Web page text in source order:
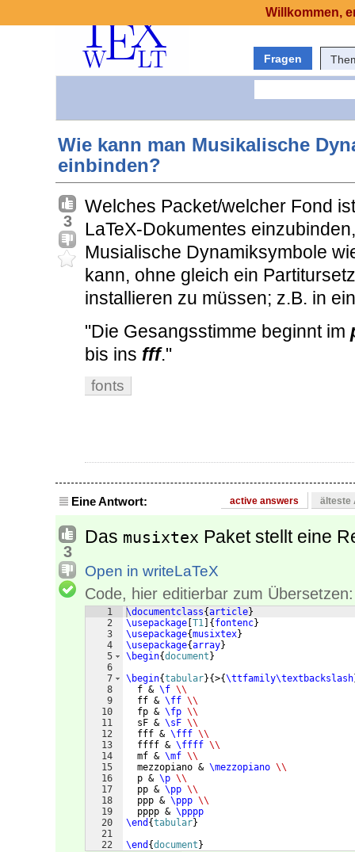
Fragen
Wie kann man Musikalische
einbinden?
3
Welches Packet/welcher Fond
LaTeX-Dokumentes
Musialische Dynamiksymbole
kann, ohne gleich ein
installieren zu müssen; z.B. in
"Die Gesangsstimme beginnt im
bis ins fff."
fonts
Eine Antwort: active answers älteste
3
Das musixtex Paket stellt eine
Open in writeLaTeX
Code, hier editierbar zum Übersetzen:
1
2
3
4
5
6
7
8
9
10
11
12
13
14
15
16
17
18
19
20
21
22
\documentclass{article}
\usepackage T1 { fontenc}
\usepackage{musixtex}
\usepackage{array}
\begin{document }
\begin{tabular}{>{\ttfamily\textbackslash
  f &
\f \\
  ff &
\ff \\
  fp &
\fp \\
  sF &
\sF \\
  fff &
\fff \\
  ffff &
\ffff \\
  mf &
\mf \\
  mezzopiano &
\mezzopiano \\
  p &
\p \\
  pp &
\pp \\
  ppp &
\ppp \\
  pppp &
\pppp
\end {tabular}
\end {document }
Willkommen,